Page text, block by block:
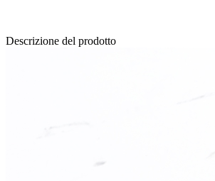
Descrizione del prodotto